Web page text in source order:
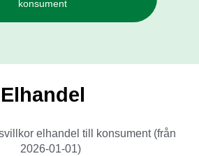
konsument
Elhandel
elhandel till konsument (från
2026-01-01)